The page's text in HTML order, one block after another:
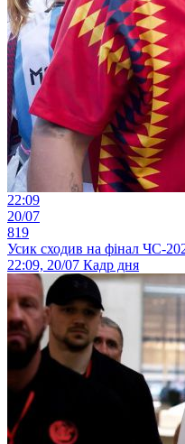
22:09
20/07
819
Усик сходив на фінал ЧС-
22:09, 20/07 Кадр дня